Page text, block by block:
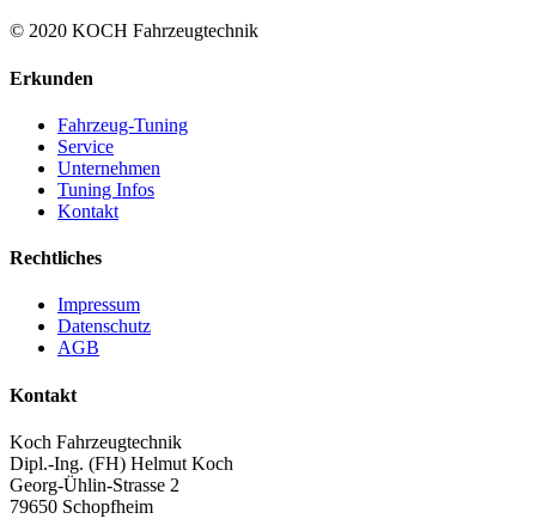
© 2020 KOCH Fahrzeugtechnik
Erkunden
Fahrzeug-Tuning
Service
Unternehmen
Tuning Infos
Kontakt
Rechtliches
Impressum
Datenschutz
AGB
Kontakt
Koch Fahrzeugtechnik
Dipl.-Ing. (FH) Helmut Koch
Georg-Ühlin-Strasse 2
79650 Schopfheim